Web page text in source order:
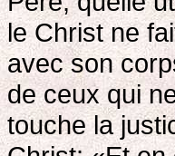
le Christ ne
avec son
de ceux qui
touche la